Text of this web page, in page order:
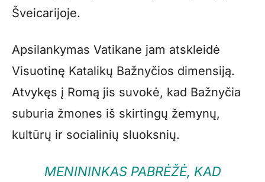
Šveicarijoje.
Apsilankymas Vatikane jam atskleidė
Visuotinę Katalikų Bažnyčios dimensiją.
Atvykęs į Romą jis suvokė, kad Bažnyčia
suburia žmones iš skirtingų žemynų,
kultūrų ir socialinių sluoksnių.
MENININKAS PABRĖŽĖ, KAD